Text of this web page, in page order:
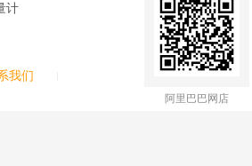
我们
计
阿里巴巴网店